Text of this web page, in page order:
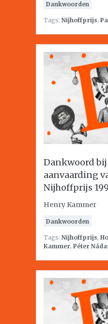
Dankwoorden
Tags: Nijhoffprijs,
Dankwoord bij
aanvaarding
Nijhoffprijs
Henry Kammer
Dankwoorden
Tags: Nijhoffprijs,
Kammer, Péter